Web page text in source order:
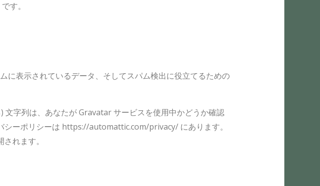
す。
に表示されているデータ、そしてスパム検出に役立てるための
字列は、あなたが Gravatar サービスを使用中かどうか確認
ーポリシーは https://automattic.com/privacy/ にあります。
れます。